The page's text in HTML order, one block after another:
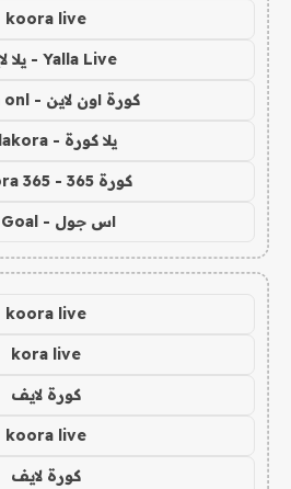
koora live
Yalla Live - يلا لايف
كورة اون لاين - koora onl
يلا كورة - yallakora
كورة 365 - kooora 365
اس جول - AS Goal
koora live
kora live
كورة لايف
koora live
كورة لايف